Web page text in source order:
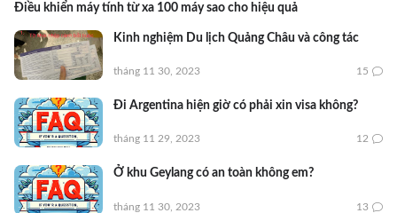
Điều khiển máy tính từ xa 100 máy sao cho hiệu quả
Kinh nghiệm Du lịch Quảng Châu và công tác
tháng 11 30, 2023 15
Đi Argentina hiện giờ có phải xin visa không?
tháng 11 29, 2023 12
Ở khu Geylang có an toàn không em?
tháng 11 30, 2023 13